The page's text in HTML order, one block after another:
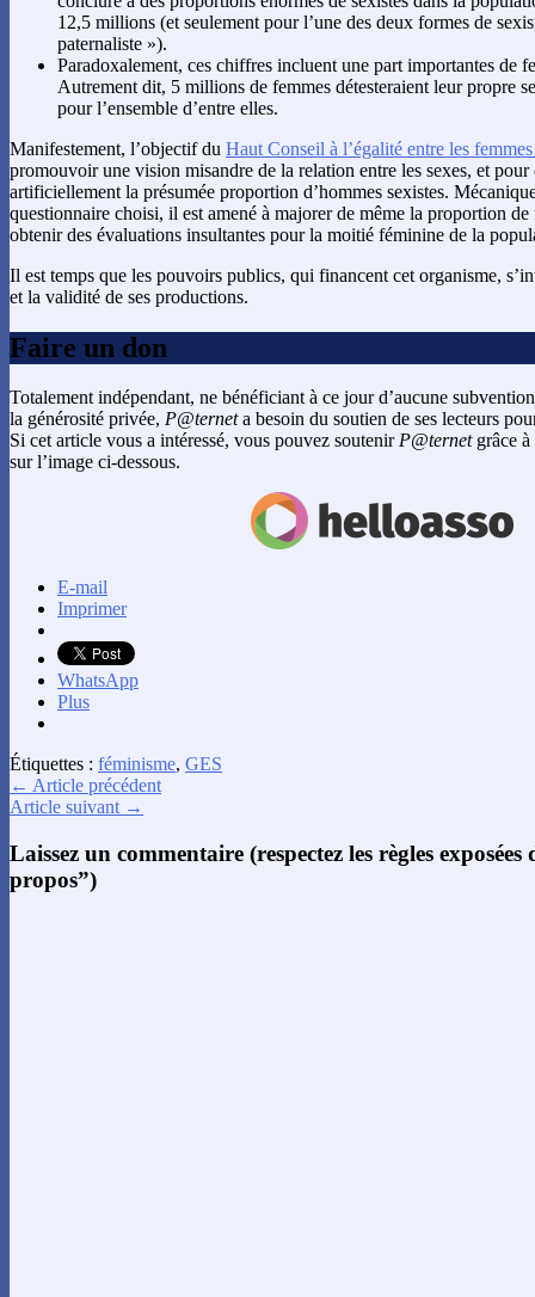
12,5 millions (et seulement pour l’une des deux formes de
paternaliste »).
Paradoxalement, ces chiffres incluent une part importantes de
Autrement dit, 5 millions de femmes détesteraient leur propre
pour l’ensemble d’entre elles.
Manifestement, l’objectif du Haut Conseil à l’égalité entre les
promouvoir une vision misandre de la relation entre les sexes, et pour
artificiellement la présumée proportion d’hommes sexistes.
questionnaire choisi, il est amené à majorer de même la proportion de
obtenir des évaluations insultantes pour la moitié féminine de la
Il est temps que les pouvoirs publics, qui financent cet organisme,
et la validité de ses productions.
Faire un don
Totalement indépendant, ne bénéficiant à ce jour d’aucune
la générosité privée, P@terneta besoin du soutien de ses lecteurs
Si cet article vous a intéressé, vous pouvez soutenirP@ternetgrâce à
sur l’image ci-dessous.
E-mail
Imprimer
WhatsApp
Plus
Étiquettes : féminisme, GES
← Article précédent
Article suivant →
Laissez un commentaire (respectez les règles
propos”)